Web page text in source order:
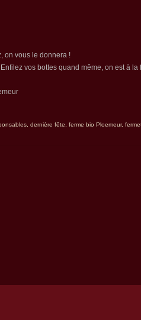
on vous le donnera !
vos bottes quand même, on est à la
dernière fête ferme bio Ploemeur,